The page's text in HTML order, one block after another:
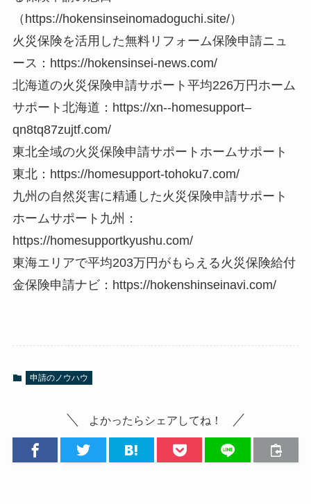
（https://hokensinseinomadoguchi.site/）
火災保険を活用した無料リフォーム保険申請ニュ
ース：https://hokensinsei-news.com/
北海道の火災保険申請サポート平均226万円ホーム
サポート北海道：https://xn--homesupport–
qn8tq87zujtf.com/
東北全域の火災保険申請サポートホームサポート
東北：https://homesupport-tohoku7.com/
九州の自然災害に精通した火災保険申請サポート
ホームサポート九州：
https://homesupportkyushu.com/
東海エリアで平均203万円がもらえる火災保険給付
金保険申請ナビ：https://hokenshinseinavi.com/
申請のノウハウ
よかったらシェアしてね！